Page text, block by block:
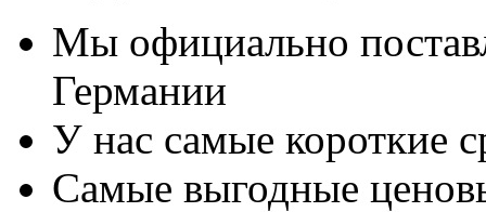
Мы официально
Германии
У нас самые короткие
Самые выгодные